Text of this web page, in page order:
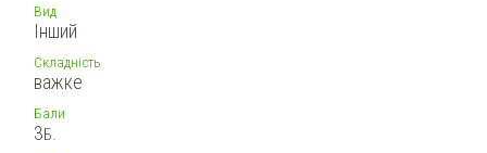
Вид
Інший
Складність
важке
Бали
3Б.